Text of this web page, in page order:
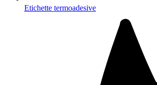
Etichette termoadesive